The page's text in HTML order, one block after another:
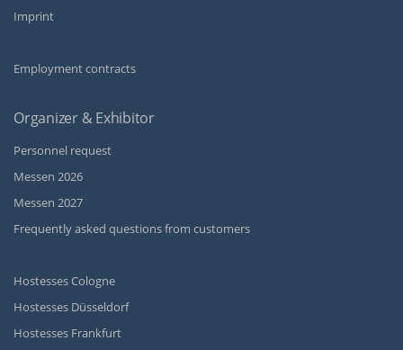
Imprint
Employment contracts
Organizer & Exhibitor
Personnel request
Messen 2026
Messen 2027
Frequently asked questions from customers
Hostesses Cologne
Hostesses Düsseldorf
Hostesses Frankfurt